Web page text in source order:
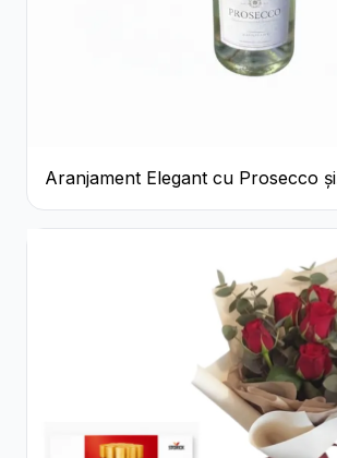
Aranjament Elegant cu Prosecco și
Flori Galbene.